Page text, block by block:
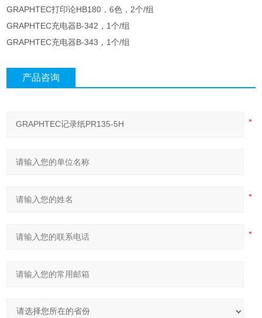
GRAPHTEC打印论HB180，6色，2个/组
GRAPHTEC充电器B-342，1个/组
GRAPHTEC充电器B-343，1个/组
产品咨询